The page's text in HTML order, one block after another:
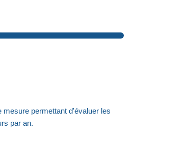
mesure permettant d'évaluer les
par an.